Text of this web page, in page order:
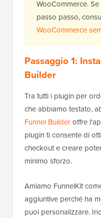
WooCommerce.
passo passo,
WooCommerce
Passaggio 1:
Builder
Tra tutti i plugin per
che abbiamo testato,
Funnel Builderoffre
plugin ti consente di
checkout e creare
minimo sforzo.
Amiamo FunnelKit
aggiuntive perché ha
puoi personalizzare.